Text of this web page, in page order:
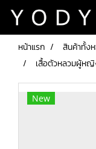
หน้าแรก สินค้าทั้ง
เสื้อตัวหลวมผู้หญิ
New